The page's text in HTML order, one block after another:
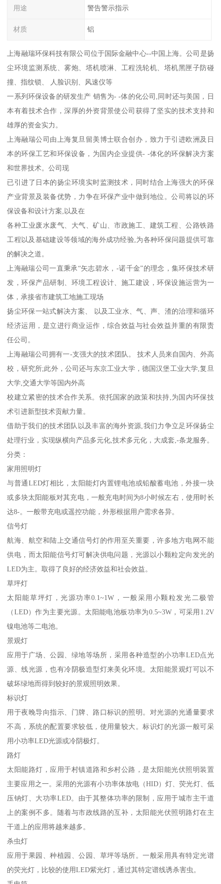
用途 警告警示指示
材质 铝
上海融瑞环保科技有限公司位于国际金融中心--中国上海。公司是扬
尘环境监测系统、雾炮、塔机喷淋、工程洗轮机、塔机黑匣子防碰
撞、指纹锁、 人脸识别、风速仪等
一系列环保设备的研发生产 销售为- -体的化公司,同时还与美国，日
本有着技术合作，深厚的外资背景使公司获得了坚实的技术支持和
雄厚的资金实力。
上海融瑞公司由上海复旦留美博士联合创办，致力于引进欧洲及日
本的环保工艺和环保设备，为国内企业提供- -体化的环保解决方案
和世界技术。公司现
已引进了日本的扬尘环境实时监测技术，同时结合上海强大的环保
产业背景及装备优势，力争在环保产业中做到地位。公司将以的环
保设备和设计方案,以及在
各种工业废水废气、大气、矿山、市政施工、建筑工程、公路铁路
工程以及基础建设等领域的海外成功经验,为各种环保问题提供可靠
的解决之道。
上海融瑞公司一直秉承“矢志碧水，-诺千金”的理念，集环保技术研
发，环保产品研制、环境工程设计、施工建设，环保设施运营为一
体，承接省市建筑工地施工现场
扬尘环保一站式解决方案、 以及工业水、气、声、渣的治理和循环
经济运用，是立进行商业运作，综合效益与社会效益并重的有限责
任公司。
上海融瑞公司拥有一-支强大的技术团队。 技术人员来自国内、外高
校，研究所;此外，公司还与东京工业大学，德国汉堡工业大学,复旦
大学,交通大学等国内外高
校建立紧密的技术合作关系。依托国家的政策和扶持,为国内环保技
术引进新型技术贡献力量。
借助于我们的技术团队以及丰富的海外资源,我们力争立足环保扬尘
处理行业，实现纵横向产品多元化,技术多元化，大成套,-条龙服务。
分类：
家用照明灯
与普通LED灯相比，太阳能灯内置锂电池或铅酸蓄电池，外接一块
或多块太阳能板对其充电，一般充电时间为8小时候左右，使用时长
达8-。一般带充电或遥控功能，外形根据用户需求各异。
信号灯
航海、航空和陆上交通信号灯的作用至关重要，许多地方电网不能
供电，而太阳能信号灯可解决供电问题，光源以小颗粒定向发光的
LED为主。取得了良好的经济效益和社会效益。
草坪灯
太阳能草坪灯，光源功率0.1~1W，一般采用小颗粒发光二极管
（LED）作为主要光源。太阳能电池板功率为0.5~3W，可采用1.2V
镍电池等二电池。
景观灯
应用于广场、公园、绿地等场所，采用各种造型的小功率LED点光
源、线光源，也有冷阴极造型灯来美化环境。太阳能景观灯可以不
破坏绿地而得到较好的景观照明效果。
标识灯
用于夜晚导向指示、门牌、路口标识的照明。对光源的光通量要求
不高，系统的配置要求较低，使用量较大。标识灯的光源一般可采
用小功率LED光源或冷阴极灯。
路灯
太阳能路灯，应用于村镇道路和乡村公路，是太阳能光伏照明装置
主要应用之一。采用的光源有小功率体放电（HID）灯、荧光灯、低
压钠灯、大功率LED。由于其整体功率的限制，应用于城市主干道
上的案例不多。随着与市政线路的互补，太阳能光伏照明路灯在主
干道上的应用将越来越多。
杀虫灯
应用于果园、种植园、公园、草坪等场所。一般采用具有特定光谱
的荧光灯，比较的使用LED紫光灯，通过其特定谱线诱杀害虫。